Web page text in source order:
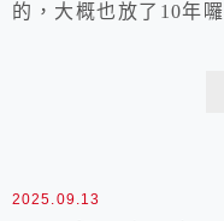
的，大概也放了10年
2025.09.13